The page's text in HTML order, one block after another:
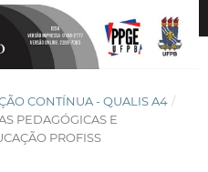
CONTÍNUA - QUALIS A4 /
PEDAGÓGICAS E
PROFISS